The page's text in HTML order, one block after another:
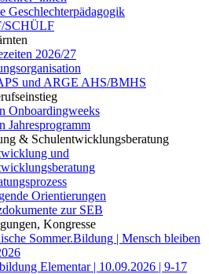
Geschlechterpädagogik
SCHÜLF
2026/27
und ARGE AHS/BMHS
Onboardingweeks
Jahresprogramm
& Schulentwicklungsberatung
und
Orientierungen
zur SEB
Kongresse
Sommer.Bildung | Mensch bleiben
Elementar | 10.09.2026 | 9-17